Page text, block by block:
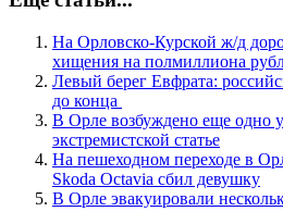
На Орловско-Курской ж/д
хищения на полмиллиона
Левый берег Евфрата:
до конца
В Орле возбуждено еще одно
экстремистской статье
На пешеходном переходе в
Skoda Octavia сбил девушку
В Орле эвакуировали